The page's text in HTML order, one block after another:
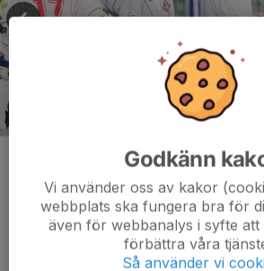
Godkänn
Vi använder oss av kakor
webbplats ska fungera bra för
även för webbanalys i syfte att
förbättra våra
Så använder vi